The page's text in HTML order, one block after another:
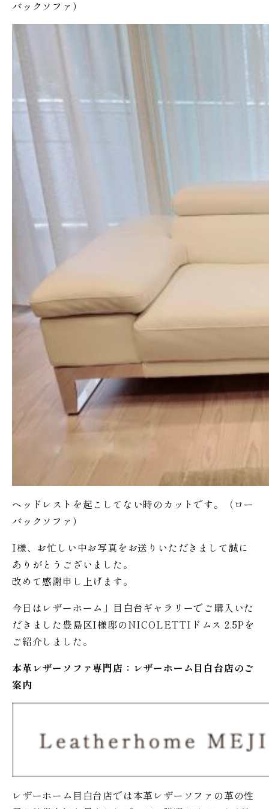
バックソファ）
ヘッドレストを起こしてない時のカットです。（ロー
バックソファ）
I様、お忙しい中お写真をお送りいただきまして誠に
ありがとうございました。
改めて感謝申し上げます。
今日はレザーホーム」目白台ギャラリーでご購入いた
だきました豊島区I様邸のNICOLETTIドムス 2.5Pを
ご紹介しました。
本革レザーソファ専門店：レザーホーム 目白台店のご
案内
レザーホーム目白台店では本革レザーソファの革の性